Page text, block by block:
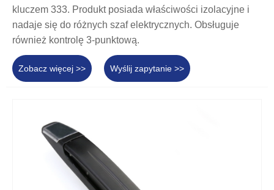
kluczem 333. Produkt posiada właściwości izolacyjne i
nadaje się do różnych szaf elektrycznych. Obsługuje
również kontrolę 3-punktową.
Zobacz więcej >> Wyślij zapytanie >>